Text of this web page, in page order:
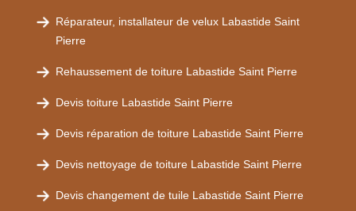
Réparateur, installateur de velux Labastide Saint
Pierre
Rehaussement de toiture Labastide Saint Pierre
Devis toiture Labastide Saint Pierre
Devis réparation de toiture Labastide Saint Pierre
Devis nettoyage de toiture Labastide Saint Pierre
Devis changement de tuile Labastide Saint Pierre